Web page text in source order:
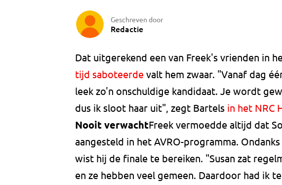
Geschreven door
Redactie
Dat uitgerekend een van Freek's vrienden in
tijd saboteerde valt hem zwaar. "Vanaf dag
leek zo'n onschuldige kandidaat. Je wordt
dus ik sloot haar uit", zegt Bartels in het NRC
Nooit verwachtFreek vermoedde altijd dat
aangesteld in het AVRO-programma.
wist hij de finale te bereiken. "Susan zat
en ze hebben veel gemeen. Daardoor had ik